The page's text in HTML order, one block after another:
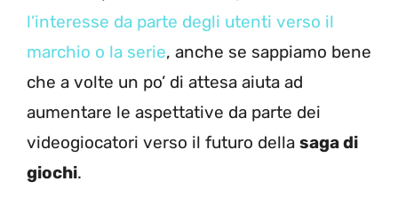
l’interesse da parte degli utenti verso il
marchio o la serie, anche se sappiamo bene
che a volte un po’ di attesa aiuta ad
aumentare le aspettative da parte dei
videogiocatori verso il futuro della saga di
giochi.